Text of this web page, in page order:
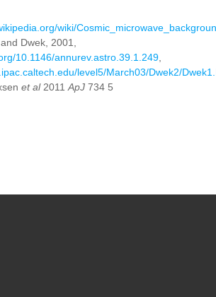
wiki/
Dwek, 2001,
10.1146/annurev.astro.39.1.249,
level5/March03/Dwek2/
et al2011ApJ 734 5